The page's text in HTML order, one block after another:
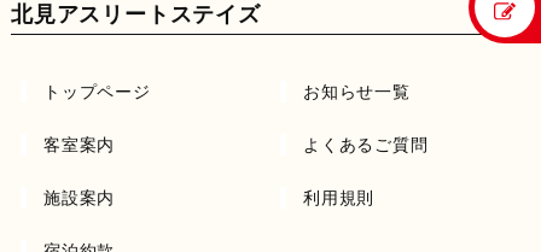
北見アスリートステイズ
トップページ お知らせ一覧
客室案内 よくあるご質問
施設案内 利用規則